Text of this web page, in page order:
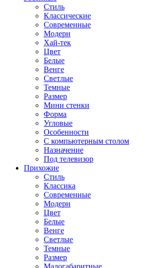
Стиль
Классические
Современные
Модерн
Хай-тек
Цвет
Белые
Венге
Светлые
Темные
Размер
Мини стенки
Форма
Угловые
Особенности
С компьютерным столом
Назначение
Под телевизор
Прихожие
Стиль
Классика
Современные
Модерн
Цвет
Белые
Венге
Светлые
Темные
Размер
Малогабаритные